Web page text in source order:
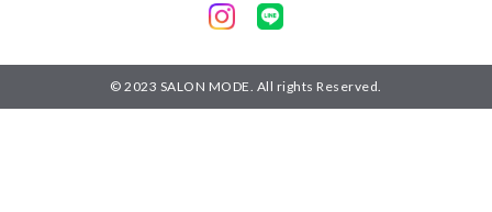
© 2023 SALON MODE. All rights Reserved.